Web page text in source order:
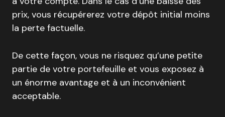
prix, vous récupérerez votre dépôt initial moins
la perte factuelle.
De cette façon, vous ne risquez qu’une petite
partie de votre portefeuille et vous exposez à
un énorme avantage et à un inconvénient
acceptable.